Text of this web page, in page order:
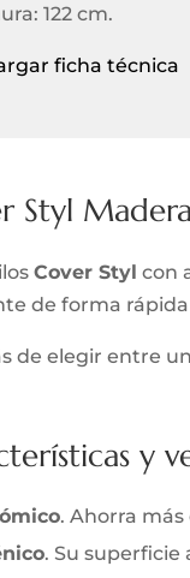
122 cm.
ficha técnica
Styl Madera
Cover Styl con
de forma rápida
de elegir entre
y
. Ahorra
. Su